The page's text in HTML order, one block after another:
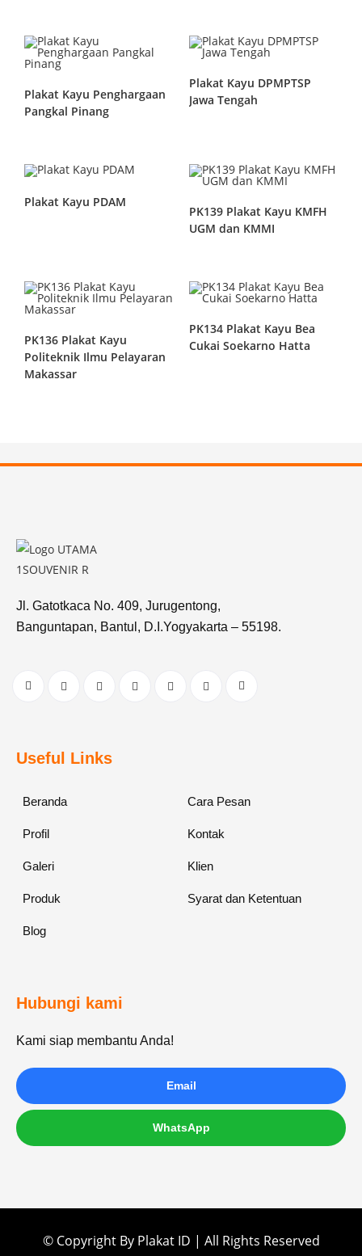
Plakat Kayu Penghargaan
Pangkal Pinang
Plakat Kayu DPMPTSP
Jawa Tengah
Plakat Kayu PDAM
PK139 Plakat Kayu KMFH
UGM dan KMMI
PK136 Plakat Kayu
Politeknik Ilmu Pelayaran
Makassar
PK134 Plakat Kayu Bea
Cukai Soekarno Hatta
Jl. Gatotkaca No. 409, Jurugentong,
Banguntapan, Bantul, D.I.Yogyakarta – 55198.
Useful Links
Beranda
Profil
Galeri
Produk
Blog
Cara Pesan
Kontak
Klien
Syarat dan Ketentuan
Hubungi kami
Kami siap membantu Anda!
Email
WhatsApp
© Copyright By Plakat ID | All Rights Reserved